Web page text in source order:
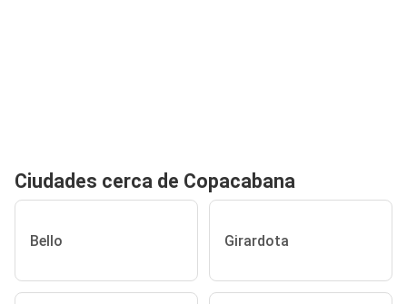
Ciudades cerca de Copacabana
Bello Girardota